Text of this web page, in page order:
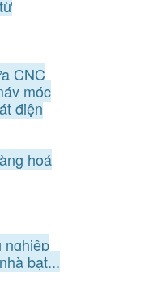
CNC
móc
điện
hoá
nghiệp
bạt...